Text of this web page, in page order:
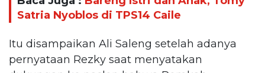
Satria Nyoblos di TPS14 Caile
Itu disampaikan Ali Saleng setelah adanya
pernyataan Rezky saat menyatakan